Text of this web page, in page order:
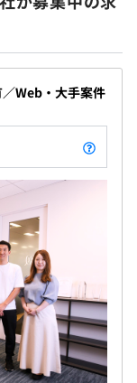
補助、引越費用
働組合あり、パパ
り
ジネス研修、e
ング（100種以
承認が必要です
／Web・大手案件